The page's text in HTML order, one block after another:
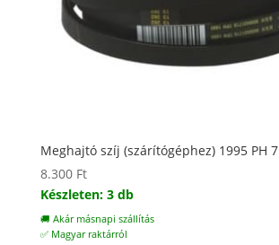
Meghajtó szíj (szárítógéphez) 1995 PH 7
8.300 Ft
Készleten: 3 db
🚚 Akár másnapi szállítás
✅ Magyar raktárról